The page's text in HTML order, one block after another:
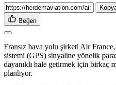
Beğen
Fransız hava yolu şirketi Air
sistemi (GPS) sinyaline yönelik
dayanıklı hale getirmek için birkaç
planlıyor.